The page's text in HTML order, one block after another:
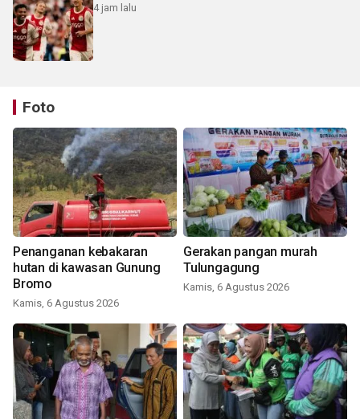
4 jam lalu
Foto
Penanganan kebakaran
hutan di kawasan Gunung
Bromo
Kamis, 6 Agustus 2026
Gerakan pangan murah
Tulungagung
Kamis, 6 Agustus 2026